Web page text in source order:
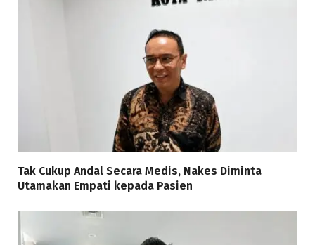
Tak Cukup Andal Secara Medis, Nakes Diminta
Utamakan Empati kepada Pasien